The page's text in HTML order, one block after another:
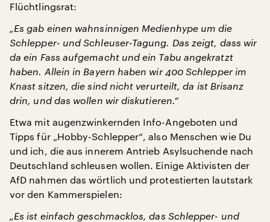
Flüchtlingsrat:
„Es gab einen wahnsinnigen Medienhype um die
Schlepper- und Schleuser-Tagung. Das zeigt, dass wir
da ein Fass aufgemacht und ein Tabu angekratzt
haben. Allein in Bayern haben wir 400 Schlepper im
Knast sitzen, die sind nicht verurteilt, da ist Brisanz
drin, und das wollen wir diskutieren.“
Etwa mit augenzwinkernden Info-Angeboten und
Tipps für „Hobby-Schlepper“, also Menschen wie Du
und ich, die aus innerem Antrieb Asylsuchende nach
Deutschland schleusen wollen. Einige Aktivisten der
AfD nahmen das wörtlich und protestierten lautstark
vor den Kammerspielen:
„Es ist einfach geschmacklos, das Schlepper- und